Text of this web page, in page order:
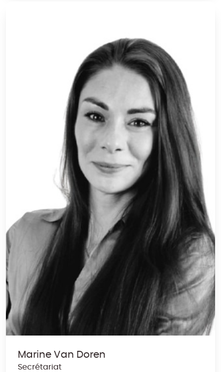
Marine Van Doren
Secrétariat